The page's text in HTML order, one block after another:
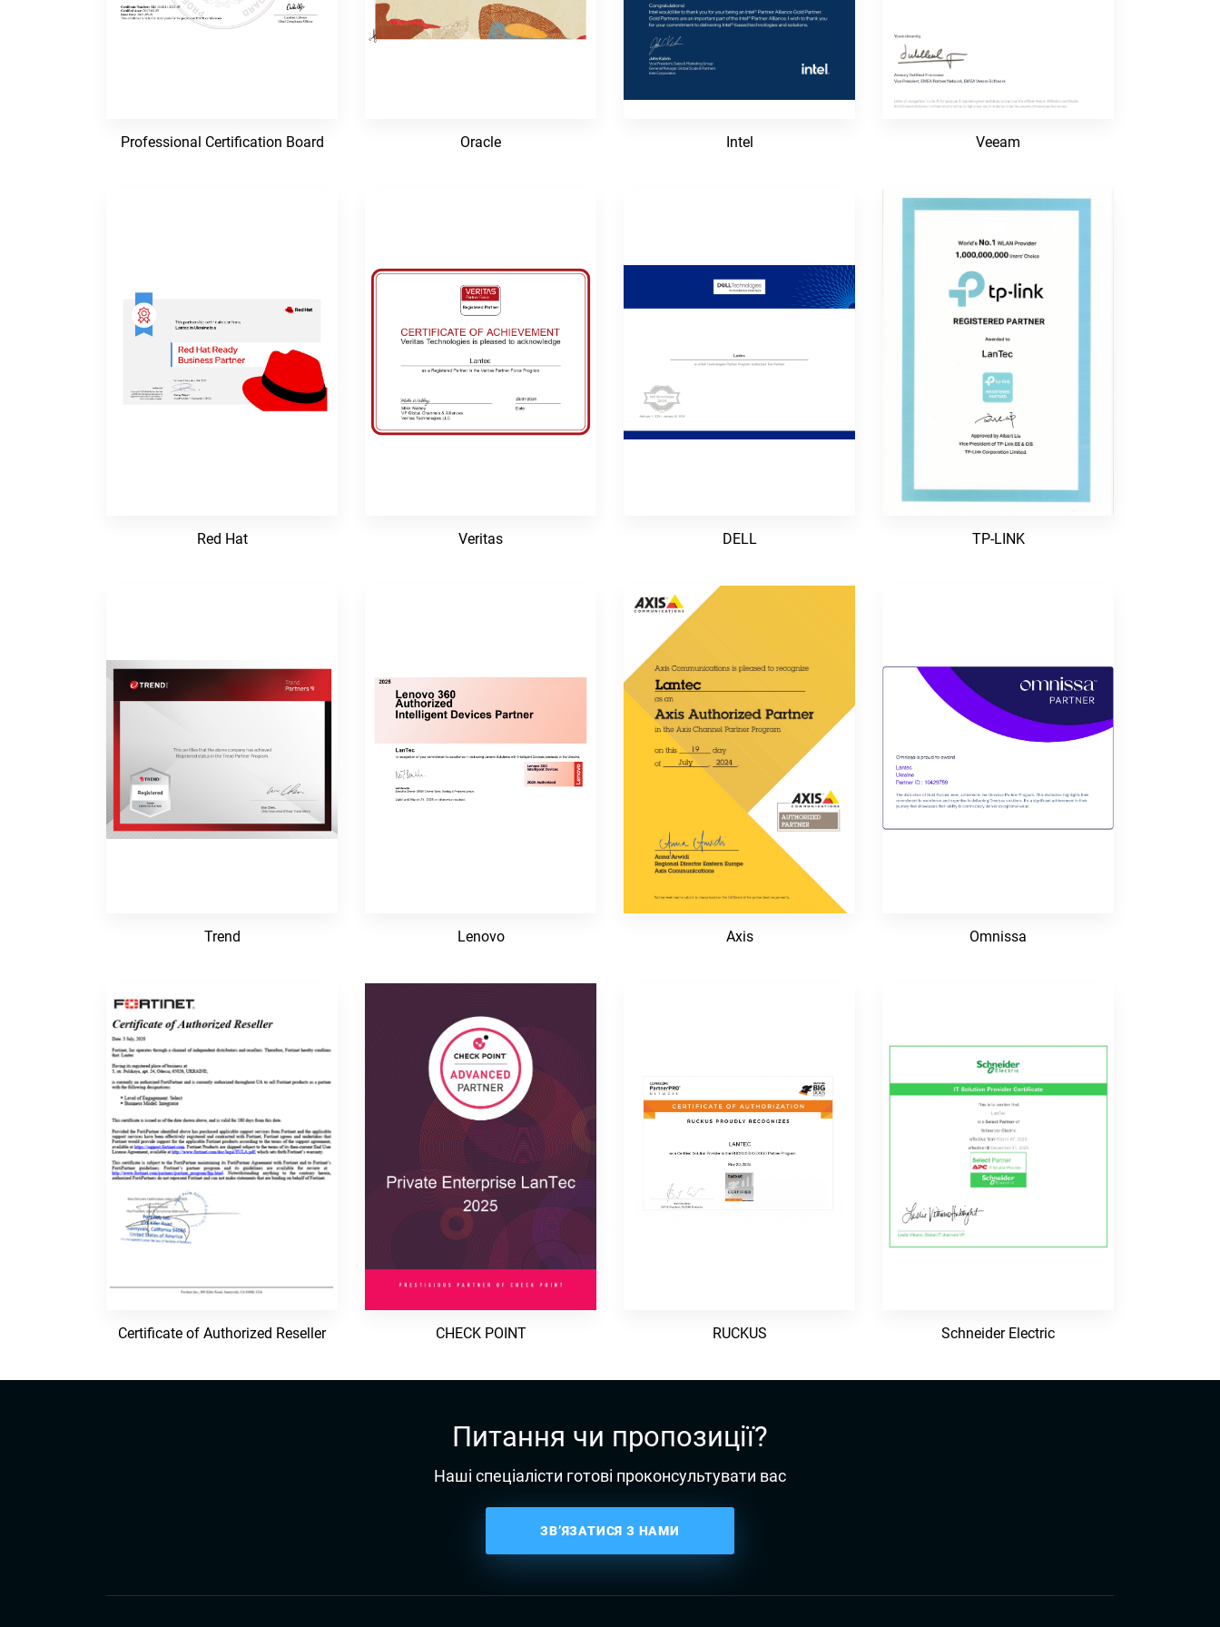
Professional Certification Board Oracle Intel Veeam
Red Hat Veritas DELL TP-LINK
Trend Lenovo Axis Omnissa
Certificate of Authorized Reseller CHECK POINT RUCKUS Schneider Electric
Питання чи пропозиції?
Наші спеціалісти готові проконсультувати вас
ЗВ’ЯЗАТИСЯ З НАМИ